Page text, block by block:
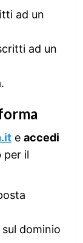
ad un
ad un
e accedi
per il
dominio